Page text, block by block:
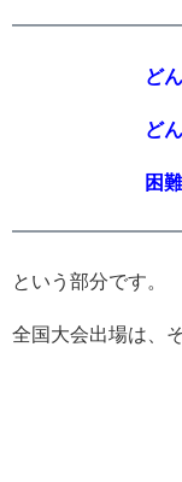
ど
ど
困
という部分です。
全国大会出場は、